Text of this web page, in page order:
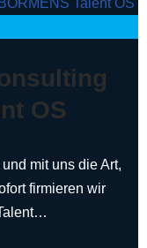
OS
mit uns die Art,
firmieren wir